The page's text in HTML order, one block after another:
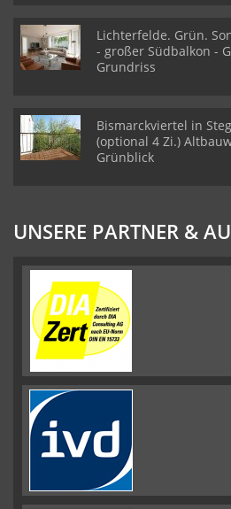
Lichterfelde. Grün.
- großer Südbalkon -
Grundriss
Bismarckviertel in
(optional 4 Zi.)
Grünblick
UNSERE PARTNER &